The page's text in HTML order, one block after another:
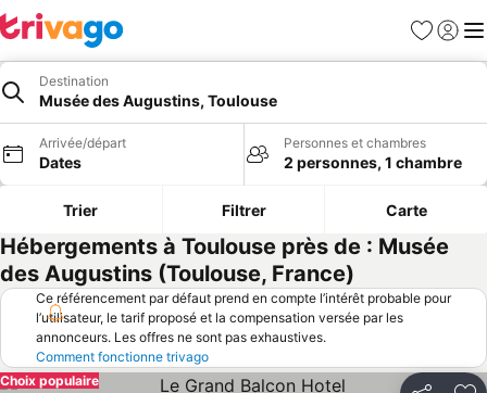
Favoris
Se
Destination
Musée des Augustins, Toulouse
Arrivée/départ
Dates
Personnes et chambres
2 personnes, 1 chambre
Trier Filtrer Carte
Hébergements à Toulouse près de : Musée
des Augustins (Toulouse, France)
Ce référencement par défaut prend en compte l’intérêt probable pour
l’utilisateur, le tarif proposé et la compensation versée par les
annonceurs. Les offres ne sont pas exhaustives.
Comment fonctionne trivago
Choix populaire